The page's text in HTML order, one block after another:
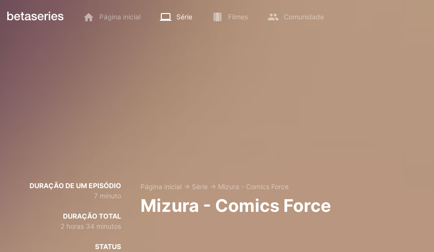
Página inicial Série Filmes Comunidade
DURAÇÃO DE UM EPISÓDIO
7 minuto
DURAÇÃO TOTAL
2 horas 34 minutos
STATUS
Página inicial → Série → Mizura - Comics Force
Mizura - Comics Force